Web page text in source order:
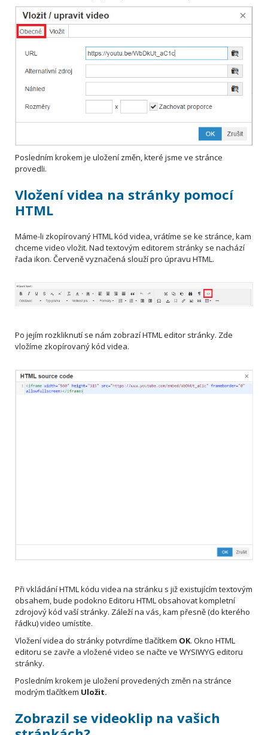
Posledním krokem je uložení změn, které jsme ve stránce
provedli.
Vložení videa na stránky pomocí
HTML
Máme-li zkopírovaný HTML kód videa, vrátíme se ke stránce, kam
chceme video vložit. Nad textovým editorem stránky se nachází
řada ikon. Červeně vyznačená slouží pro úpravu HTML.
Po jejím rozkliknutí se nám zobrazí HTML editor stránky. Zde
vložíme zkopírovaný kód videa.
Při vkládání HTML kódu videa na stránku s již existujícím textovým
obsahem, bude podokno Editoru HTML obsahovat kompletní
zdrojový kód vaší stránky. Záleží na vás, kam přesně (do kterého
řádku) video umístíte.
Vložení videa do stránky potvrdíme tlačítkem OK. Okno HTML
editoru se zavře a vložené video se načte ve WYSIWYG editoru
stránky.
Posledním krokem je uložení provedených změn na stránce
modrým tlačítkem Uložit.
Zobrazil se videoklip na vašich